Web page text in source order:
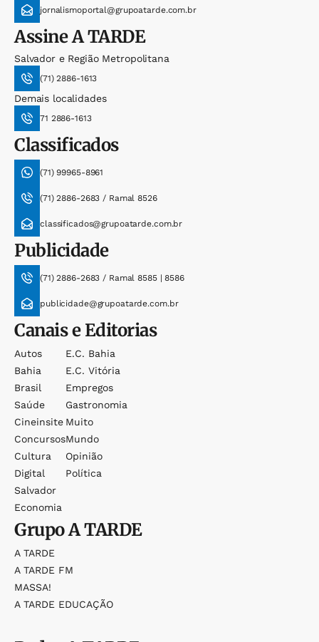
jornalismoportal@grupoatarde.com.br
AssineA TARDE
Salvador e Região Metropolitana
(71) 2886-1613
Demais localidades
71 2886-1613
Classificados
(71) 99965-8961
(71) 2886-2683 / Ramal 8526
classificados@grupoatarde.com.br
Publicidade
(71) 2886-2683 / Ramal 8585 | 8586
publicidade@grupoatarde.com.br
Canais e Editorias
Autos
Bahia
Brasil
Saúde
Cineinsite
Concursos
Cultura
Digital
Salvador
Economia
E.c. Bahia
E.c. Vitória
Empregos
Gastronomia
Muito
Mundo
Opinião
Política
GrupoA TARDE
A TARDE
A TARDE FM
MASSA!
A TARDE EDUCAÇÃO